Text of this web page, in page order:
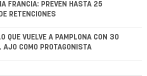
FRANCIA: PREVÉN HASTA 25
RETENCIONES
QUE VUELVE A PAMPLONA CON 30
AJO COMO PROTAGONISTA